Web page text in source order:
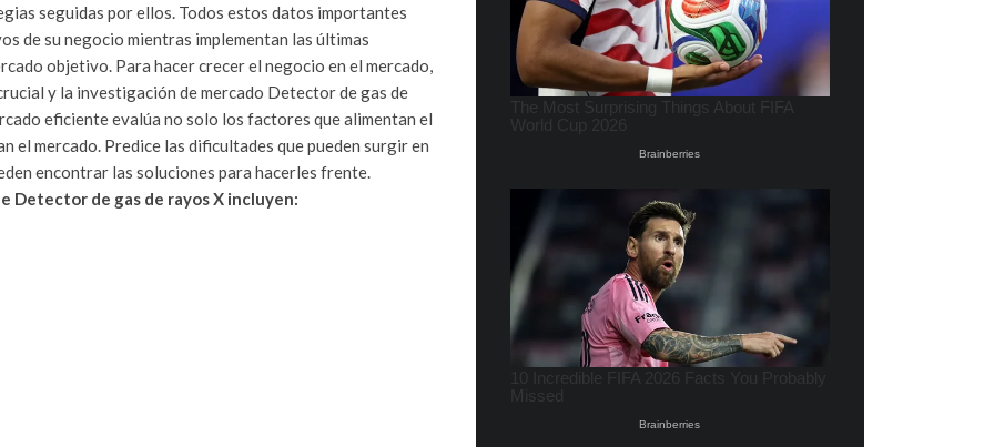
seguidas por ellos. Todos estos datos importantes
de su negocio mientras implementan las últimas
objetivo. Para hacer crecer el negocio en el mercado,
y la investigación de mercado Detector de gas de
eficiente evalúa no solo los factores que alimentan el
el mercado. Predice las dificultades que pueden surgir en
encontrar las soluciones para hacerles frente.
Detector de gas de rayos X incluyen: